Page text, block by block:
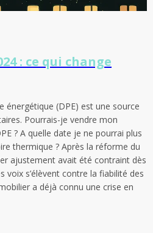
: ce qui change
énergétique (DPE) est une source
Pourrais-je vendre mon
? A quelle date je ne pourrai plus
thermique ? Après la réforme du
ajustement avait été contraint dès
voix s’élèvent contre la fiabilité des
a déjà connu une crise en